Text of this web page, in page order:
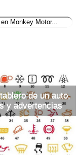
de un auto,
y advertencias